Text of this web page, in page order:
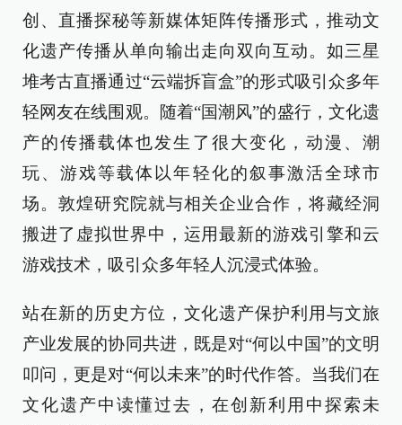
创、直播探秘等新媒体矩阵传播形式，推动文
化遗产传播从单向输出走向双向互动。如三星
堆考古直播通过“云端拆盲盒”的形式吸引众多年
轻网友在线围观。随着“国潮风”的盛行，文化遗
产的传播载体也发生了很大变化，动漫、潮
玩、游戏等载体以年轻化的叙事激活全球市
场。敦煌研究院就与相关企业合作，将藏经洞
搬进了虚拟世界中，运用最新的游戏引擎和云
游戏技术，吸引众多年轻人沉浸式体验。
站在新的历史方位，文化遗产保护利用与文旅
产业发展的协同共进，既是对“何以中国”的文明
叩问，更是对“何以未来”的时代作答。当我们在
文化遗产中读懂过去，在创新利用中探索未